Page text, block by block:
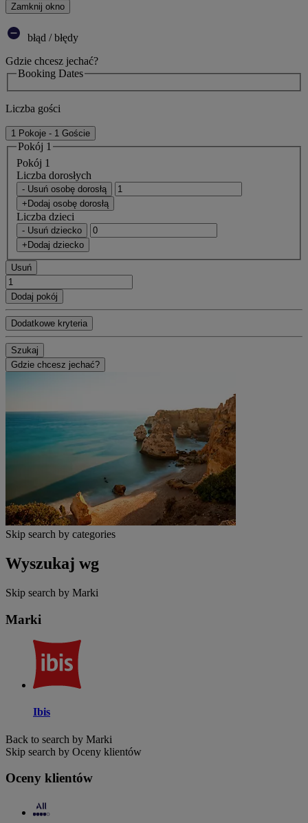
Zamknij okno
błąd / błędy
Gdzie chcesz jechać?
Booking Dates
Liczba gości
1 Pokoje - 1 Goście
Pokój 1
Pokój 1
Liczba dorosłych
- Usuń osobę dorosłą
+Dodaj osobę dorosłą
Liczba dzieci
- Usuń dziecko
+Dodaj dziecko
Usuń
Dodaj pokój
Dodatkowe kryteria
Szukaj
Gdzie chcesz jechać?
Skip search by categories
Wyszukaj wg
Skip search by Marki
Marki
Ibis
Back to search by Marki
Skip search by Oceny klientów
Oceny klientów